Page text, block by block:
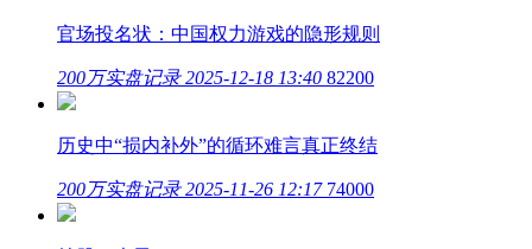
官场投名状：中国权力游戏的隐形规则
200万实盘记录 2025-12-18 13:40 82200
历史中“损内补外”的循环难言真正终结
200万实盘记录 2025-11-26 12:17 74000